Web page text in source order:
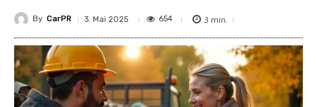
By CarPR 3. Mai 2025 654 3 min.